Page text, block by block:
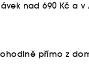
nad 690 Kč a v
přímo z